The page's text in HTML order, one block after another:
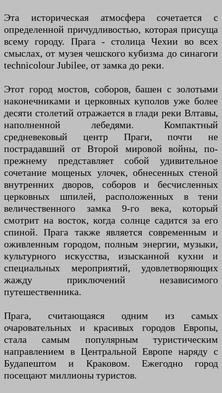
Эта историческая атмосфера сочетается с
определенной причудливостью, которая присуща
всему городу. Прага - столица Чехии во всех
смыслах, от музея чешского кубизма до синагоги
technicolour Jubilee, от замка до реки.
Этот город мостов, соборов, башен с золотыми
наконечниками и церковных куполов уже более
десяти столетий отражается в глади реки Влтавы,
наполненной лебедями. Компактный
средневековый центр Праги, почти не
пострадавший от Второй мировой войны, по-
прежнему представляет собой удивительное
сочетание мощеных улочек, обнесенных стеной
внутренних дворов, соборов и бесчисленных
церковных шпилей, расположенных в тени
величественного замка 9-го века, который
смотрит на восток, когда солнце садится за его
спиной. Прага также является современным и
оживленным городом, полным энергии, музыки,
культурного искусства, изысканной кухни и
специальных мероприятий, удовлетворяющих
жажду приключений независимого
путешественника.
Прага, считающаяся одним из самых
очаровательных и красивых городов Европы,
стала самым популярным туристическим
направлением в Центральной Европе наряду с
Будапештом и Краковом. Ежегодно город
посещают миллионы туристов.